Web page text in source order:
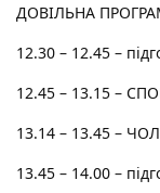
ДОВІЛЬНА
12.30 – 12.45 –
12.45 – 13.15 –
13.14 – 13.45 –
13.45 – 14.00 –